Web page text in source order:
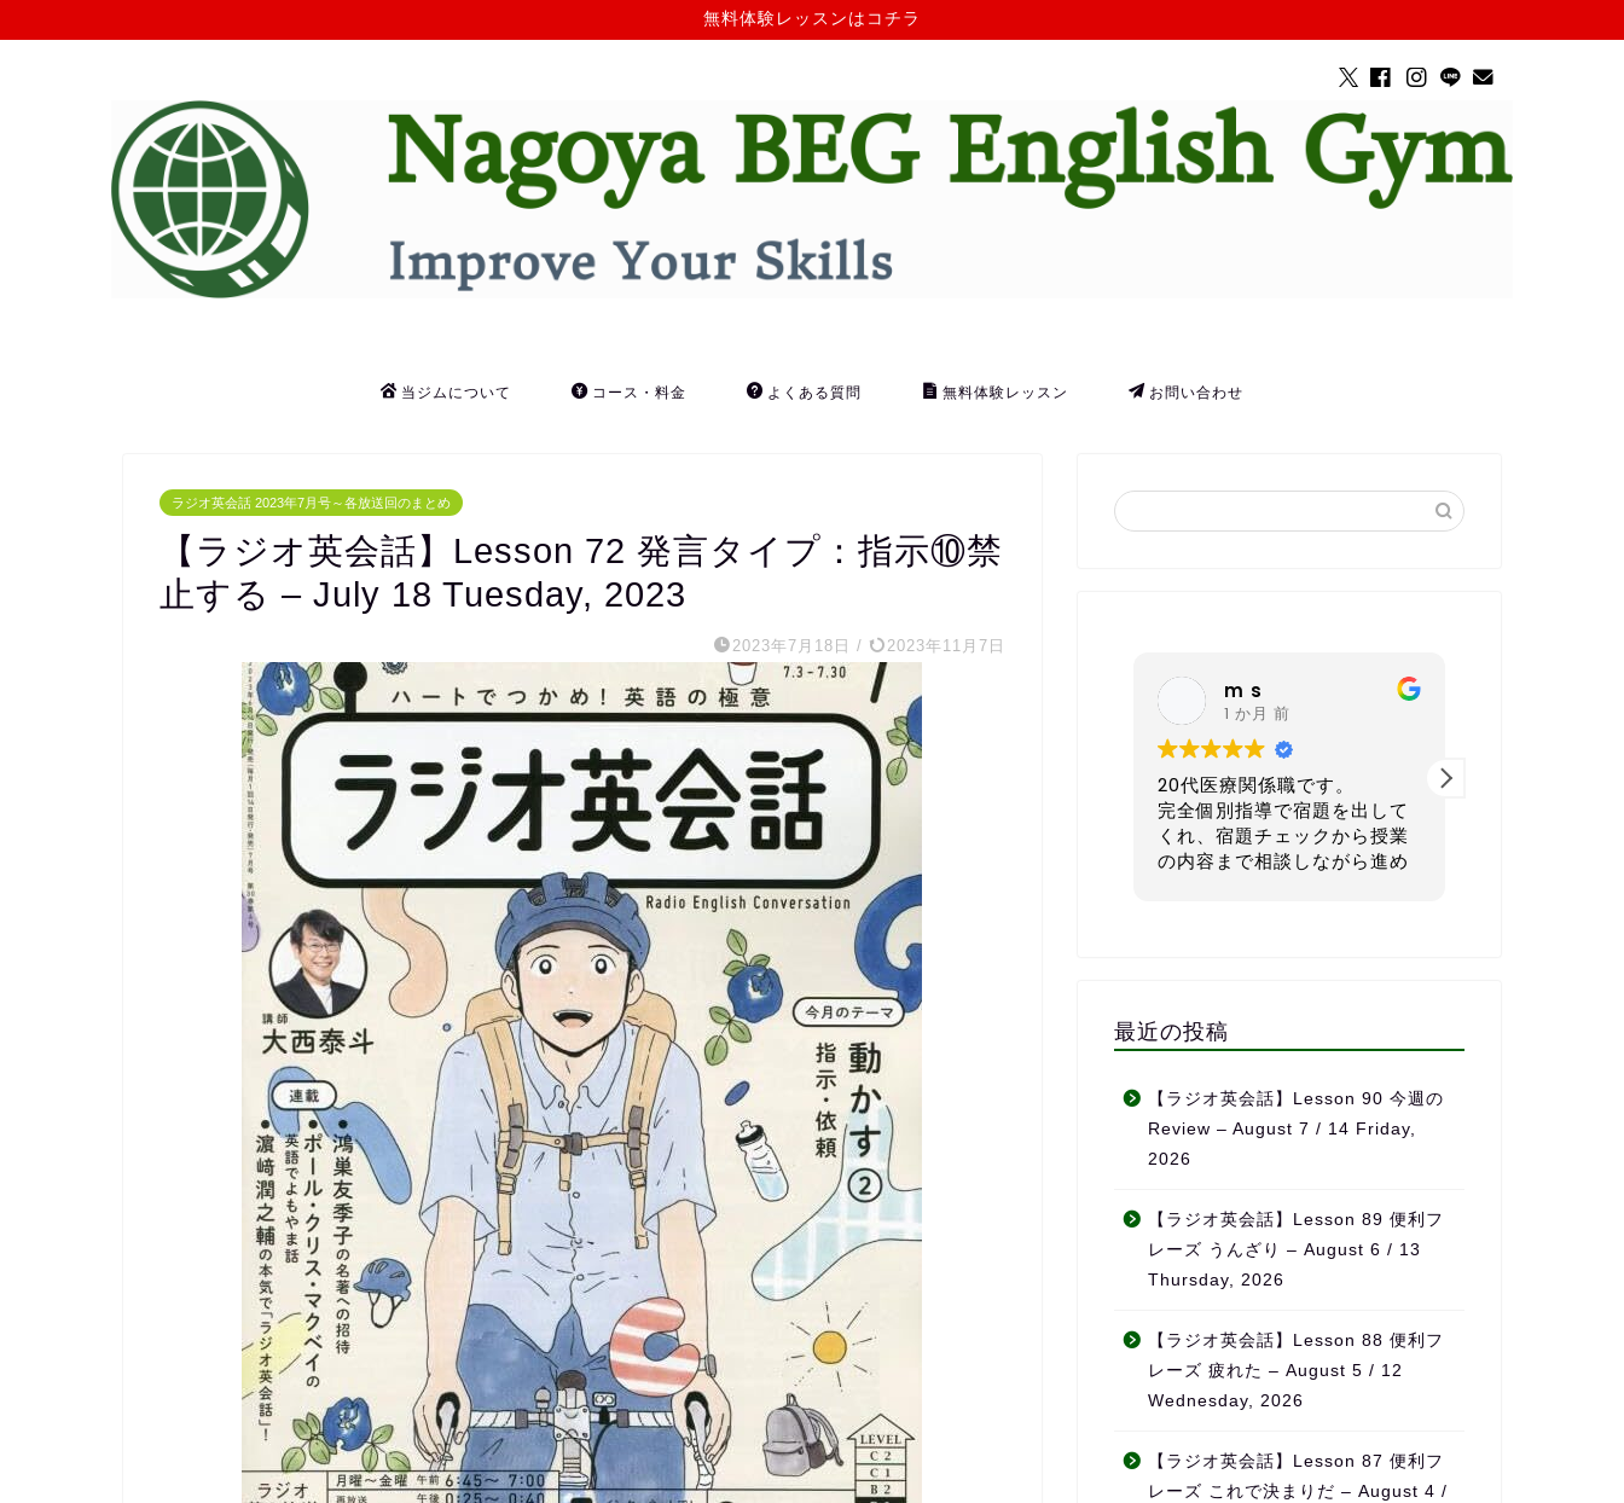
無料体験レッスンはコチラ
当ジムについて コース・料金 よくある質問 無料体験レッスン お問い合わせ
ラジオ英会話 2023年7月号～各放送回のまとめ
【ラジオ英会話】Lesson 72 発言タイプ：指示⑩禁
止する – July 18 Tuesday, 2023
2023年7月18日 / 2023年11月7日
20代医療関係職です。
ていただき、まさに求めてい
たスクールでした。
外国人講師とzoomで繋いだ
レッスンもしていただき、そ
の文字起こしを資料としてい
ただけるので復習にも役立ち
なんとか仕事と両立すること
ができました。
英会話など目標がある方、サ
ポートを受けながら進めたい
方におすすめです！
nagoya sh
6 か月 前
40代 会社経営者です。
本気で英語を学びたい方にと
てもおすすめの英会話スクー
ルです。
る」「少しチャレンジング」
無理なく続けられ、自然とモ
チベーションの維持につなが
っています。
なく、学習の進み具合や弱点
をしっかり見て内容を調整し
てくれるため、「ちゃんと見
てもらえている」という安心
料金も他の英会話スクールと
比べてかなり良心的で、内容
ます。
最近の投稿
【ラジオ英会話】Lesson 90 今週の
Review – August 7 / 14 Friday,
2026
【ラジオ英会話】Lesson 89 便利フ
レーズ うんざり – August 6 / 13
Thursday, 2026
【ラジオ英会話】Lesson 88 便利フ
レーズ 疲れた – August 5 / 12
Wednesday, 2026
【ラジオ英会話】Lesson 87 便利フ
レーズ これで決まりだ – August 4 /